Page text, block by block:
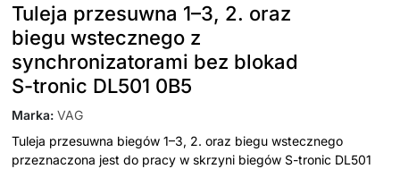
Tuleja przesuwna 1–3, 2. oraz
biegu wstecznego z
synchronizatorami bez blokad
S-tronic DL501 0B5
Marka: VAG
Tuleja przesuwna biegów 1–3, 2. oraz biegu wstecznego
przeznaczona jest do pracy w skrzyni biegów S-tronic DL501